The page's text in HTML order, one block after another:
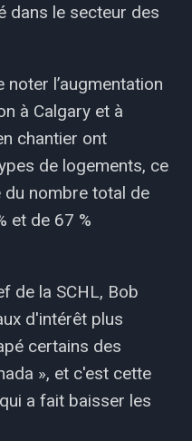
dans le secteur des
l’augmentation
à Calgary et à
chantier ont
de logements, ce
du nombre total de
et de 67 %
de la SCHL, Bob
d'intérêt plus
certains des
», et c'est cette
a fait baisser les